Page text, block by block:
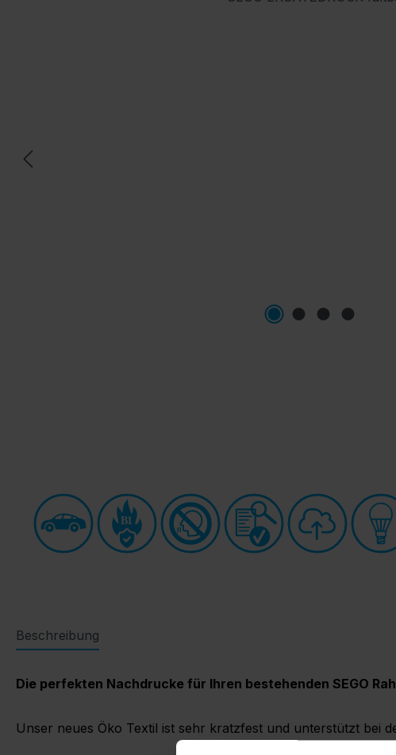
B1
Beschreibung
Die perfekten Nachdrucke für Ihren bestehenden SEGO
Unser neues Öko Textil ist sehr kratzfest und unterstützt bei